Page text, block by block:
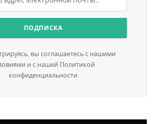
вы соглашаетесь с нашими
и с нашей Политикой
конфиденциальности